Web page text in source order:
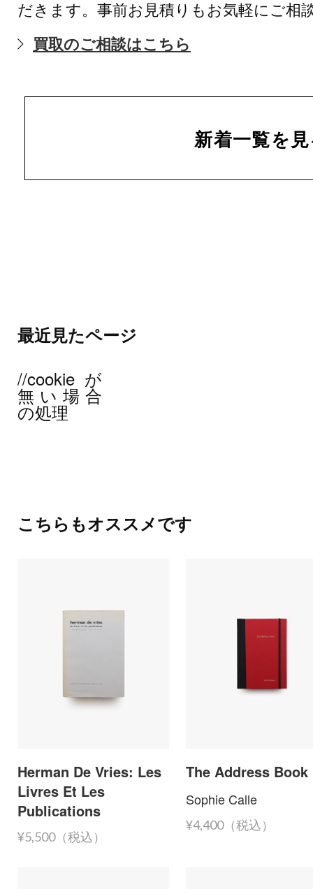
だきます。事前お見積りもお気軽にご相
買取のご相談はこちら
新着一覧を
最近見たページ
//cookieが
無い場合
の処理
こちらもオススメです
Herman De Vries: Les
Livres Et Les
Publications
¥5,500（税込）
The Address Book
Sophie Calle
¥4,400（税込）